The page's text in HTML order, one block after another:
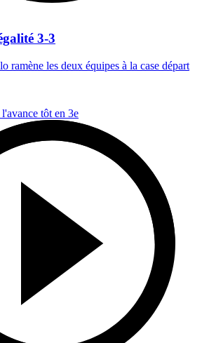
3-3
les deux équipes à la case départ